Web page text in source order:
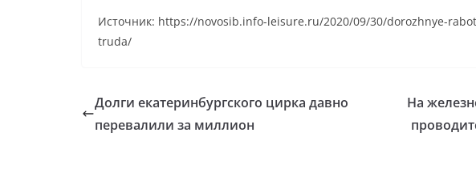
Источник: https://novosib.info-leisure.ru/2020/09/30/dorozhnye-
truda/
Долги екатеринбургского цирка давно
перевалили за миллион
На